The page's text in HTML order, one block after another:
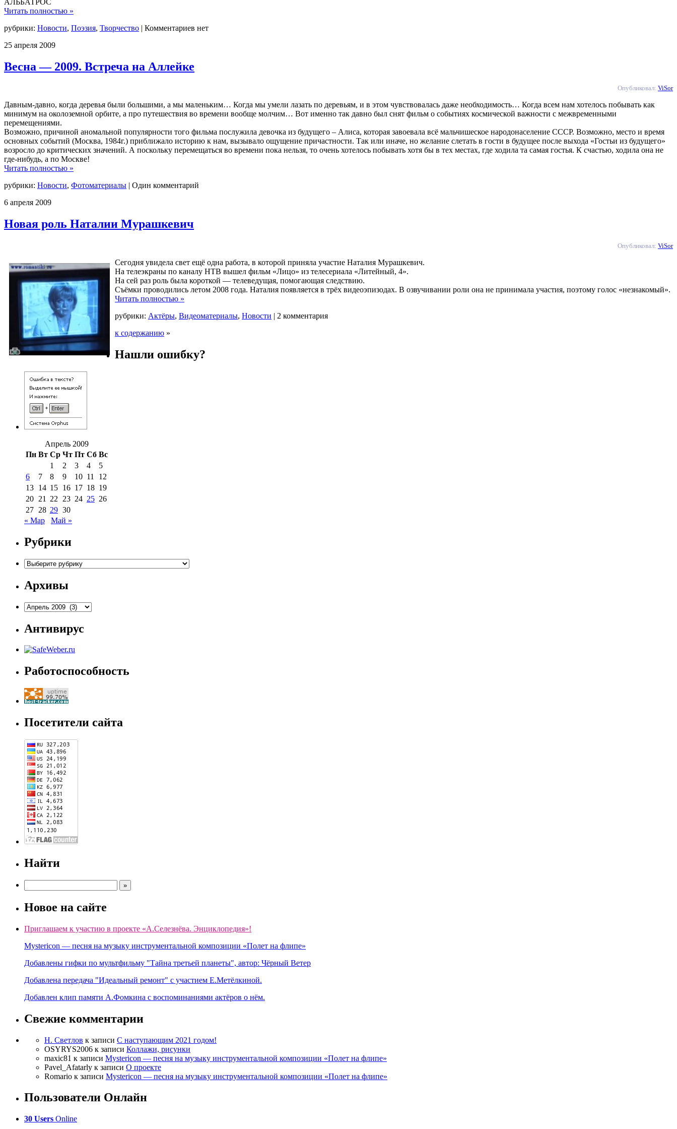
Читать полностью »
рубрики: Новости, Поэзия, Творчество | Комментариев нет
25 апреля 2009
Весна — 2009. Встреча на Аллейке
Опубликовал: ViSor
Давным-давно, когда деревья были большими, а мы маленьким… Когда мы умели лазать по деревьям, и в этом чувствовалась даже необходимость… Когда всем нам хотелось побывать как
минимум на околоземной орбите, а про путешествия во времени вообще молчим… Вот именно так давно был снят фильм о событиях космической важности с межвременными
перемещениями.
Возможно, причиной аномальной популярности того фильма послужила девочка из будущего – Алиса, которая завоевала всё мальчишеское народонаселение СССР. Возможно, место и время
основных событий (Москва, 1984г.) приближало историю к нам, вызывало ощущение причастности. Так или иначе, но желание слетать в гости в будущее после выхода «Гостьи из будущего»
возросло до критических значений. А поскольку перемещаться во времени пока нельзя, то очень хотелось побывать хотя бы в тех местах, где ходила та самая гостья. К счастью, ходила она не
где-нибудь, а по Москве!
Читать полностью »
рубрики: Новости, Фотоматериалы | Один комментарий
6 апреля 2009
Новая роль Наталии Мурашкевич
Опубликовал: ViSor
Сегодня увидела свет ещё одна работа, в которой приняла участие Наталия Мурашкевич.
На телеэкраны по каналу НТВ вышел фильм «Лицо» из телесериала «Литейный, 4».
На сей раз роль была короткой — телеведущая, помогающая следствию.
Съёмки проводились летом 2008 года. Наталия появляется в трёх видеоэпизодах. В озвучивании роли она не принимала участия, поэтому голос «незнакомый».
Читать полностью »
рубрики: Актёры, Видеоматериалы, Новости | 2 комментария
к содержанию »
Нашли ошибку?
Апрель 2009
Пн Вт Ср Чт Пт Сб Вс
1
2 3 4
5
6
7 8 9 10 11
12
13 14 15 16 17 18 19
20 21 22 23 24 25 26
27 28 29 30
« Мар
Май »
Рубрики
Рубрики
Архивы
Архивы
Антивирус
Работоспособность
Посетители сайта
Найти
Новое на сайте
Приглашаем к участию в проекте «А.Селезнёва. Энциклопедия»!
Mystericon — песня на музыку инструментальной композиции «Полет на флипе»
Добавлены гифки по мультфильму "Тайна третьей планеты", автор: Чёрный Ветер
Добавлена передача "Идеальный ремонт" с участием Е.Метёлкиной.
Добавлен клип памяти А.Фомкина с воспоминаниями актёров о нём.
Свежие комментарии
Н. Светлов к записи C наступающим 2021 годом!
OSYRYS2006 к записи Коллажи, рисунки
maxic81 к записи Mystericon — песня на музыку инструментальной композиции «Полет на флипе»
Pavel_Afatarly к записи О проекте
Romario к записи Mystericon — песня на музыку инструментальной композиции «Полет на флипе»
Пользователи Онлайн
30 Users Online